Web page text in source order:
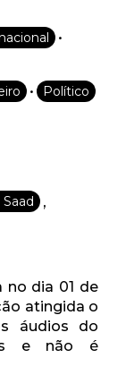
•
• Político
,
no dia 01 de
atingida o
áudios do
e não é